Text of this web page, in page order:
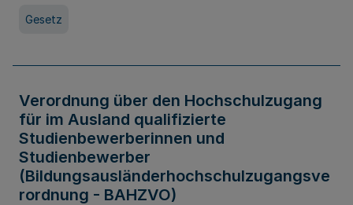
Gesetz
Verordnung über den Hochschulzugang
für im Ausland qualifizierte
Studienbewerberinnen und
Studienbewerber
(Bildungsausländerhochschulzugangsve
rordnung - BAHZVO)